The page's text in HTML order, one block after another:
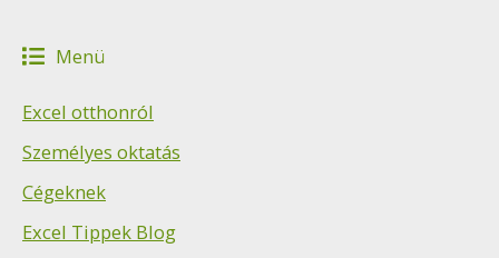
Menü
Excel otthonról
Személyes oktatás
Cégeknek
Excel Tippek Blog